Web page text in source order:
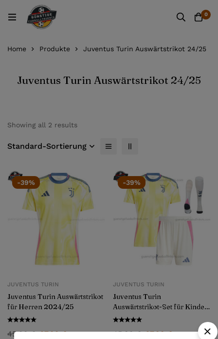
0
Home Produkte Juventus Turin Auswärtstrikot 24/25
Juventus Turin Auswärtstrikot 24/25
Showing all 2 results
Standard-Sortierung
-39%
JUVENTUS TURIN
Juventus Turin Auswärtstrikot
für Herren 2024/25
45,99€ 27,99€
-39%
JUVENTUS TURIN
Juventus Turin
Auswärtstrikot-Set für Kinder
2024/25
45,99€ 27,99€